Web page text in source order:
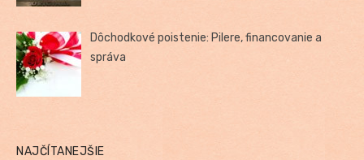
Dôchodkové poistenie: Pilere, financovanie a
správa
NAJČÍTANEJŠIE